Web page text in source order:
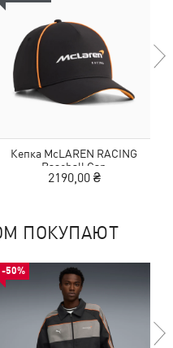
Кепка McLAREN RACING
Baseball Cap
2190,00 ₴
ПОКУПАЮТ
-50%